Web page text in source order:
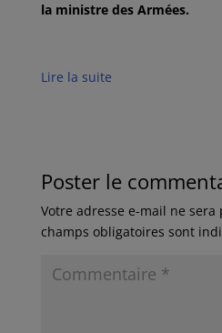
la ministre des Armées.
Lire la suite
Poster le
Votre adresse e-mail ne sera
champs obligatoires sont